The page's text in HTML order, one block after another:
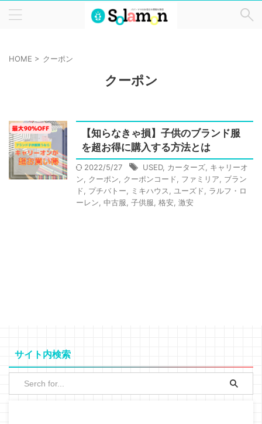
HOME > クーポン
クーポン
【知らなきゃ損】子供のブランド服
を超お得に購入する方法とは
2022/5/27 USED, カーターズ キャリーオ
ン
クーポン クーポンコード ファミリア
ブラン
ド
プチバトー ミキハウス ユーズド
ラルフ・ロ
ーレン 中古服 子供服 格安 激安
サイト内検索